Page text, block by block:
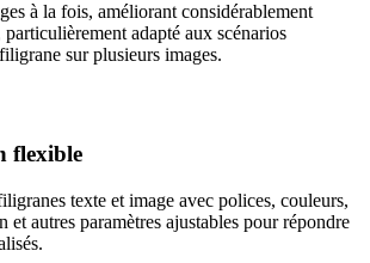
à la fois, améliorant considérablement
adapté aux scénarios
sur plusieurs images.
flexible
texte et image avec polices, couleurs,
et autres paramètres ajustables pour répondre